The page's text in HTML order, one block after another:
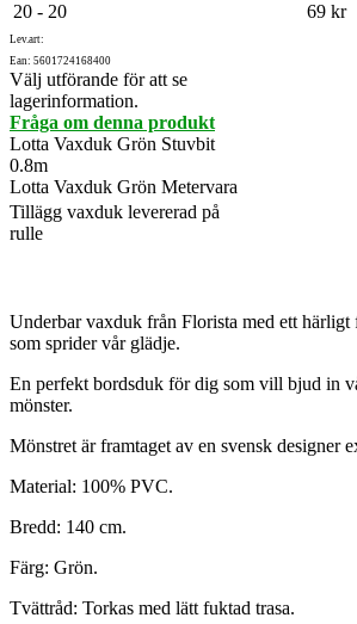
20 - 20 69 kr
Lev.art:
Ean: 5601724168400
Välj utförande för att se
lagerinformation.
Fråga om denna produkt
Lotta Vaxduk Grön Stuvbit
0.8m
Lotta Vaxduk Grön Metervara
Tillägg vaxduk levererad på
rulle
Underbar vaxduk från Florista med ett härligt
som sprider vår glädje.
En perfekt bordsduk för dig som vill bjud in
mönster.
Mönstret är framtaget av en svensk designer
Material: 100% PVC.
Bredd: 140 cm.
Färg: Grön.
Tvättråd: Torkas med lätt fuktad trasa.